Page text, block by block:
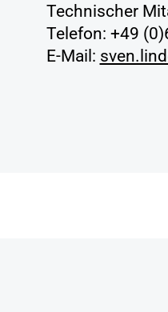
Technischer
Telefon: +49
E-Mail: